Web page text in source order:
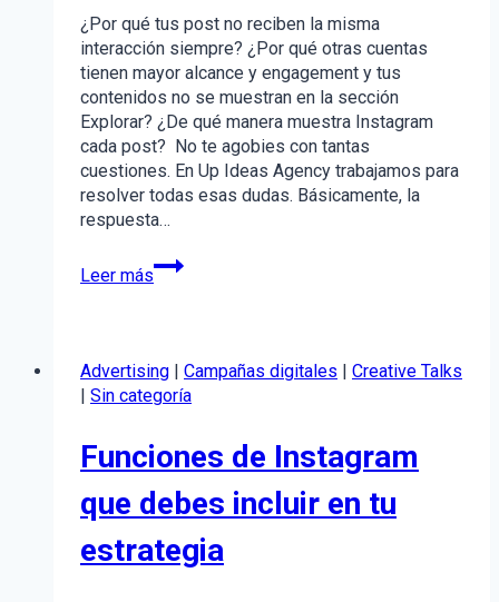
¿Por qué tus post no reciben la misma
interacción siempre? ¿Por qué otras cuentas
tienen mayor alcance y engagement y tus
contenidos no se muestran en la sección
Explorar? ¿De qué manera muestra Instagram
cada post? No te agobies con tantas
cuestiones. En Up Ideas Agency trabajamos para
resolver todas esas dudas. Básicamente, la
respuesta…
Leer más
Algoritmo
de
trabajar
para
ti
Advertising | Campañas digitales | Creative Talks
| Sin categoría
Funciones de Instagram
que debes incluir en tu
estrategia